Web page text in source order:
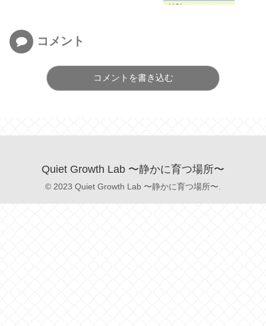
コメント
コメントを書き込む
Quiet Growth Lab 〜静かに育つ場所〜
© 2023 Quiet Growth Lab 〜静かに育つ場所〜.